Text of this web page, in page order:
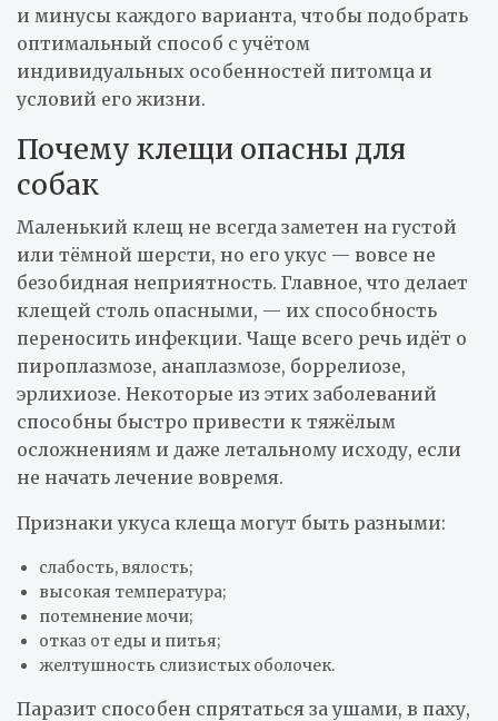
и минусы каждого варианта, чтобы подобрать
оптимальный способ с учётом
индивидуальных особенностей питомца и
условий его жизни.
Почему клещи опасны для
собак
Маленький клещ не всегда заметен на густой
или тёмной шерсти, но его укус — вовсе не
безобидная неприятность. Главное, что делает
клещей столь опасными, — их способность
переносить инфекции. Чаще всего речь идёт о
пироплазмозе, анаплазмозе, боррелиозе,
эрлихиозе. Некоторые из этих заболеваний
способны быстро привести к тяжёлым
осложнениям и даже летальному исходу, если
не начать лечение вовремя.
Признаки укуса клеща могут быть разными:
слабость, вялость;
высокая температура;
потемнение мочи;
отказ от еды и питья;
желтушность слизистых оболочек.
Паразит способен спрятаться за ушами, в паху,